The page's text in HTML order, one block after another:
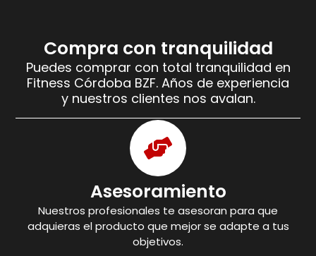
Compra con tranquilidad
Puedes comprar con total tranquilidad en
Fitness Córdoba BZF. Años de experiencia
y nuestros clientes nos avalan.
Asesoramiento
Nuestros profesionales te asesoran para que
adquieras el producto que mejor se adapte a tus
objetivos.